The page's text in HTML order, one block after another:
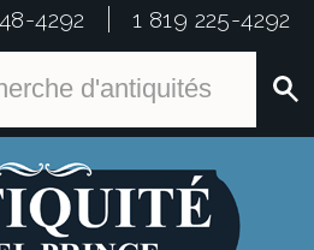
4292 1 819 225-4292